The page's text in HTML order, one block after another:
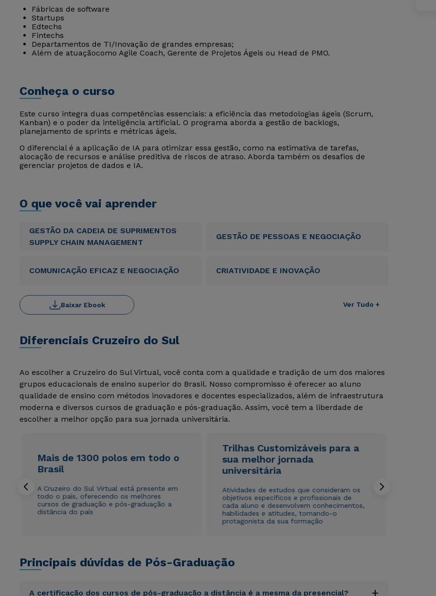
Fábricas de software
Startups
Edtechs
Fintechs
Departamentos de TI/Inovação de grandes empresas;
Além de atuaçãocomo Agile Coach, Gerente de Projetos Ágeis ou Head de PMO.
Conheça o curso
Este curso integra duas competências essenciais: a eficiência das metodologias ágeis (Scrum,
Kanban) e o poder da inteligência artificial. O programa aborda a gestão de backlogs,
planejamento de sprints e métricas ágeis.
O diferencial é a aplicação de IA para otimizar essa gestão, como na estimativa de tarefas,
alocação de recursos e análise preditiva de riscos de atraso. Aborda também os desafios de
gerenciar projetos de dados e IA.
O que você vai aprender
GESTÃO DA CADEIA DE SUPRIMENTOS
SUPPLY CHAIN MANAGEMENT
GESTÃO DE PESSOAS E NEGOCIAÇÃO
COMUNICAÇÃO EFICAZ E NEGOCIAÇÃO CRIATIVIDADE E INOVAÇÃO
Ver Tudo +
Baixar Ebook
Diferenciais Cruzeiro do Sul
Ao escolher a Cruzeiro do Sul Virtual, você conta com a qualidade e tradição de um dos maiores
grupos educacionais de ensino superior do Brasil. Nosso compromisso é oferecer ao aluno
qualidade de ensino com métodos inovadores e docentes especializados, além de infraestrutura
moderna e diversos cursos de graduação e pós-graduação. Assim, você tem a liberdade de
escolher a melhor opção para sua jornada universitária.
Mais de 1300 polos em todo o
Brasil
A Cruzeiro do Sul Virtual está presente em
todo o país, oferecendo os melhores
cursos de graduação e pós-graduação a
distância do país
Trilhas Customizáveis para a
sua melhor jornada
universitária
Atividades de estudos que consideram os
objetivos específicos e profissionais de
cada aluno e desenvolvem conhecimentos,
habilidades e atitudes, tornando-o
protagonista da sua formação
Principais dúvidas de Pós-Graduação
A certificação dos cursos de pós-graduação a distância é a mesma da presencial? +
Rápido e fácil
WhatsApp
ou
Rápido e fácil
WhatsApp
ou